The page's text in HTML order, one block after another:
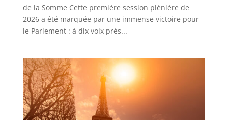
de la Somme Cette première session plénière de
2026 a été marquée par une immense victoire pour
le Parlement : à dix voix près...